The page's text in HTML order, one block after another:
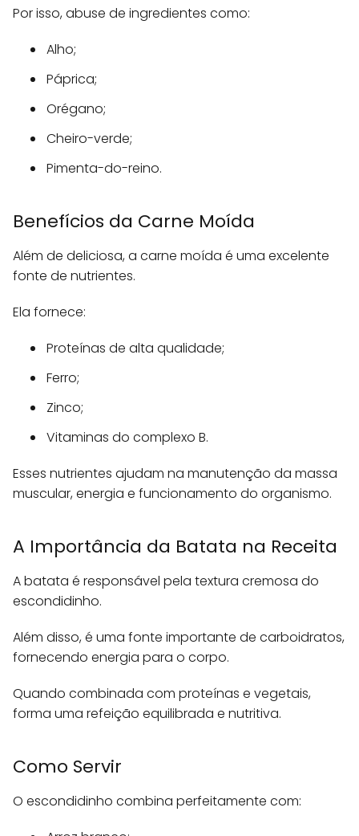
Por isso, abuse de ingredientes como:
Alho;
Páprica;
Orégano;
Cheiro-verde;
Pimenta-do-reino.
Benefícios da Carne Moída
Além de deliciosa, a carne moída é uma excelente
fonte de nutrientes.
Ela fornece:
Proteínas de alta qualidade;
Ferro;
Zinco;
Vitaminas do complexo B.
Esses nutrientes ajudam na manutenção da massa
muscular, energia e funcionamento do organismo.
A Importância da Batata na Receita
A batata é responsável pela textura cremosa do
escondidinho.
Além disso, é uma fonte importante de carboidratos,
fornecendo energia para o corpo.
Quando combinada com proteínas e vegetais,
forma uma refeição equilibrada e nutritiva.
Como Servir
O escondidinho combina perfeitamente com: